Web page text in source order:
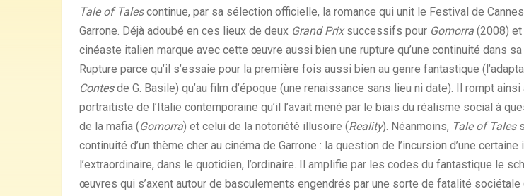
Tale of Talescontinue, par sa sélection officielle, la romance qui unit le Festival de
Garrone. Déjà adoubé en ces lieux de deux Grand Prixsuccessifs pour Gomorra (2008) et
cinéaste italien marque avec cette œuvre aussi bien une rupture qu’une continuité dans
Rupture parce qu’il s’essaie pour la première fois aussi bien au genre fantastique
Contesde G. Basile) qu’au film d’époque (une renaissance sans lieu ni date). Il rompt ainsi
portraitiste de l’Italie contemporaine qu’il l’avait mené par le biais du réalisme social à
de la mafia (Gomorra) et celui de la notoriété illusoire (Reality). Néanmoins, Tale of Tales
continuité d’un thème cher au cinéma de Garrone : la question de l’incursion d’une certaine
l’extraordinaire, dans le quotidien, l’ordinaire. Il amplifie par les codes du fantastique le
œuvres qui s’axent autour de basculements engendrés par une sorte de fatalité sociétale